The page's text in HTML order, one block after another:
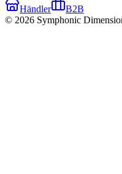
Händler
B2B
© 2026 Symphonic